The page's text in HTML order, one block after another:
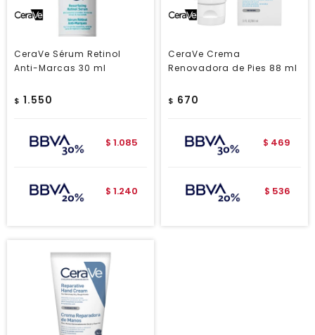
CeraVe Sérum Retinol
Anti-Marcas 30 ml
$ 1.550
$ 1.085
$ 1.240
CeraVe Crema
Renovadora de Pies 88 ml
$ 670
$ 469
$ 536